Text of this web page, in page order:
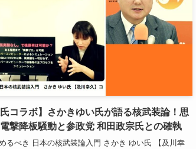
氏コラボ】さかきゆい氏が語る核武装論！思
撃降板騒動と参政党 和田政宗氏との確執
るべき 日本の核武装論入門 さかき ゆい氏 【及川幸